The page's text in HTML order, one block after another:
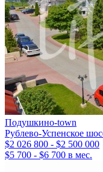
Подушкино-town
Рублево-Успенское
$2 026 800 - $2 500 000
$5 700 - $6 700 в мес.